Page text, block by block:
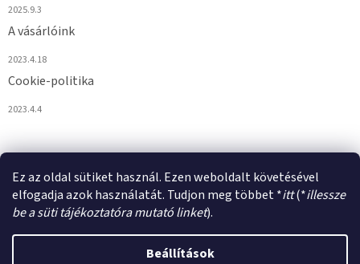
Ez az oldal sütiket használ. Ezen weboldalt követésével
elfogadja azok használatát. Tudjon meg többet *itt(*illessze
be a süti tájékoztatóra mutató linket).
Beállítások
2025.9.3
A vásárlóink
2023.4.18
Cookie-politika
2023.4.4